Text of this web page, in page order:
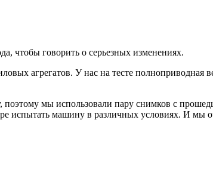
чтобы говорить о серьезных изменениях.
агрегатов. У нас на тесте полноприводная
мы использовали пару снимков с
испытать машину в различных условиях. И мы